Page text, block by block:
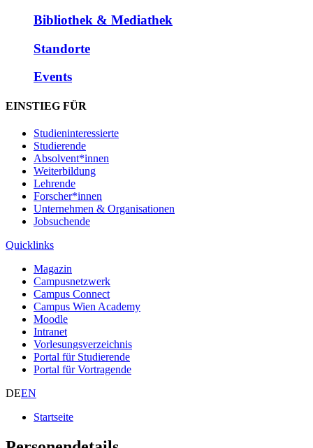
Bibliothek & Mediathek
Standorte
Events
EINSTIEG FÜR
Studieninteressierte
Studierende
Absolvent*innen
Weiterbildung
Lehrende
Forscher*innen
Unternehmen & Organisationen
Jobsuchende
Quicklinks
Magazin
Campusnetzwerk
Campus Connect
Campus Wien Academy
Moodle
Intranet
Vorlesungsverzeichnis
Portal für Studierende
Portal für Vortragende
DEEN
Startseite